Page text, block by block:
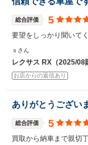
総合評価 5
要望をしっかり聞いて
ｓさん
レクサス RX（2025/08
お店からの返信あり
ありがとうござい
総合評価 5
買取から納車まで親切